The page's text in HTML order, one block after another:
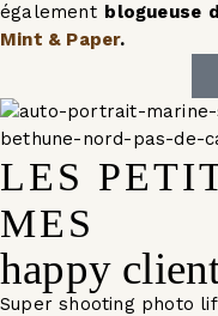
également blogueuse
Mint & Paper.
LES
MES
happy
Super shooting photo